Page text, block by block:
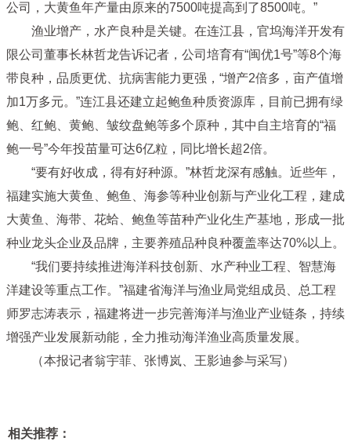
公司，大黄鱼年产量由原来的7500吨提高到了8500吨。”
渔业增产，水产良种是关键。在连江县，官坞海洋开发有
限公司董事长林哲龙告诉记者，公司培育有“闽优1号”等8个海
带良种，品质更优、抗病害能力更强，“增产2倍多，亩产值增
加1万多元。”连江县还建立起鲍鱼种质资源库，目前已拥有绿
鲍、红鲍、黄鲍、皱纹盘鲍等多个原种，其中自主培育的“福
鲍一号”今年投苗量可达6亿粒，同比增长超2倍。
“要有好收成，得有好种源。”林哲龙深有感触。近些年，
福建实施大黄鱼、鲍鱼、海参等种业创新与产业化工程，建成
大黄鱼、海带、花蛤、鲍鱼等苗种产业化生产基地，形成一批
种业龙头企业及品牌，主要养殖品种良种覆盖率达70%以上。
“我们要持续推进海洋科技创新、水产种业工程、智慧海
洋建设等重点工作。”福建省海洋与渔业局党组成员、总工程
师罗志涛表示，福建将进一步完善海洋与渔业产业链条，持续
增强产业发展新动能，全力推动海洋渔业高质量发展。
（本报记者翁宇菲、张博岚、王影迪参与采写）
相关推荐：